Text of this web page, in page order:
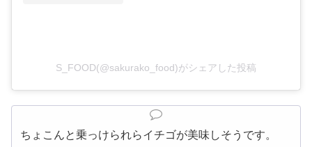
S_FOOD(@sakurako_food)がシェアした投稿
ちょこんと乗っけられらイチゴが美味しそうです。